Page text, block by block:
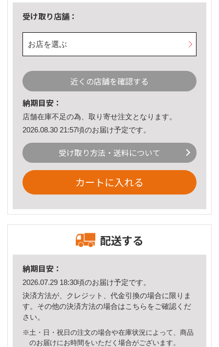
受け取り店舗：
お店を選ぶ
近くの店舗を確認する
納期目安：
店舗在庫不足の為、取り寄せ注文となります。
2026.08.30 21:57頃のお届け予定です。
受け取り方法・送料について
カートに入れる
配送する
納期目安：
2026.07.29 18:30頃のお届け予定です。
決済方法が、クレジット、代金引換の場合に限りま
す。その他の決済方法の場合はこちら をご確認くだ
さい。
※土・日・祝日の注文の場合や在庫状況によって、商品
のお届けにお時間をいただく場合がございます。